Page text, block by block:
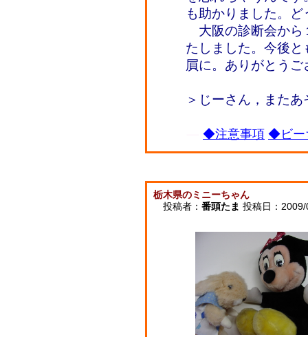
も助かりました。
大阪の診断会から
たしました。今後
屓に。ありがとうご
＞じーさん，また
◆注意事項 ◆ビー
栃木県のミニーちゃん
投稿者： 番頭たま 投稿日：